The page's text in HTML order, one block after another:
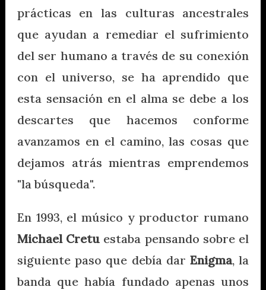
prácticas en las culturas ancestrales
que ayudan a remediar el sufrimiento
del ser humano a través de su conexión
con el universo, se ha aprendido que
esta sensación en el alma se debe a los
descartes que hacemos conforme
avanzamos en el camino, las cosas que
dejamos atrás mientras emprendemos
"la búsqueda".
En 1993, el músico y productor rumano
Michael Cretu estaba pensando sobre el
siguiente paso que debía dar Enigma, la
banda que había fundado apenas unos